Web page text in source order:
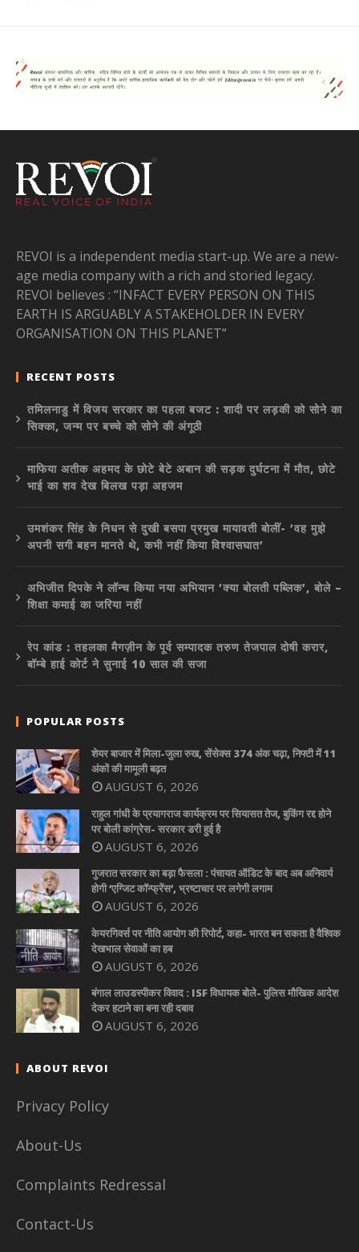
REVOI is a independent media start-up. We are a new-
age media company with a rich and storied legacy.
REVOI believes : “INFACT EVERY PERSON ON THIS
EARTH IS ARGUABLY A STAKEHOLDER IN EVERY
ORGANISATION ON THIS PLANET”
RECENT POSTS
तमिलनाडु में विजय सरकार का पहला बजट : शादी पर लड़की को सोने का
सिक्का, जन्म पर बच्चे को सोने की अंगूठी
माफिया अतीक अहमद के छोटे बेटे अबान की सड़क दुर्घटना में मौत, छोटे
भाई का शव देख बिलख पड़ा अहजम
उमशंकर सिंह के निधन से दुखी बसपा प्रमुख मायावती बोलीं- ‘वह मुझे
अपनी सगी बहन मानते थे, कभी नहीं किया विश्वासघात’
अभिजीत दिपके ने लॉन्च किया नया अभियान ‘क्या बोलती पब्लिक’, बोले –
शिक्षा कमाई का जरिया नहीं
रेप कांड : तहलका मैगज़ीन के पूर्व सम्पादक तरुण तेजपाल दोषी करार,
बॉम्बे हाई कोर्ट ने सुनाई 10 साल की सजा
POPULAR POSTS
शेयर बाजार में मिला-जुला रुख, सेंसेक्स 374 अंक चढ़ा, निफ्टी में 11
अंकों की मामूली बढ़त
AUGUST 6, 2026
राहुल गांधी के प्रयागराज कार्यक्रम पर सियासत तेज, बुकिंग रद्द होने
पर बोली कांग्रेस- सरकार डरी हुई है
AUGUST 6, 2026
गुजरात सरकार का बड़ा फैसला : पंचायत ऑडिट के बाद अब अनिवार्य
होगी ‘एग्जिट कॉन्फ्रेंस’, भ्रष्टाचार पर लगेगी लगाम
AUGUST 6, 2026
केयरगिवर्स पर नीति आयोग की रिपोर्ट, कहा- भारत बन सकता है वैश्विक
देखभाल सेवाओं का हब
AUGUST 6, 2026
बंगाल लाउडस्पीकर विवाद : ISF विधायक बोले- पुलिस मौखिक आदेश
देकर हटाने का बना रही दबाव
AUGUST 6, 2026
ABOUT REVOI
Privacy Policy
About-Us
Complaints Redressal
Contact-Us